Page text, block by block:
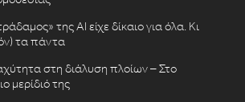
της AI είχε δίκαιο για όλα. Κι
τα πάντα
στη διάλυση πλοίων – Στο
μερίδιό της